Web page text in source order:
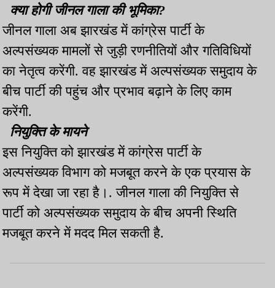
क्या होगी जीनल गाला की भूमिका?
जीनल गाला अब झारखंड में कांग्रेस पार्टी के
अल्पसंख्यक मामलों से जुड़ी रणनीतियों और गतिविधियों
का नेतृत्व करेंगी. वह झारखंड में अल्पसंख्यक समुदाय के
बीच पार्टी की पहुंच और प्रभाव बढ़ाने के लिए काम
करेंगी.
नियुक्ति के मायने
इस नियुक्ति को झारखंड में कांग्रेस पार्टी के
अल्पसंख्यक विभाग को मजबूत करने के एक प्रयास के
रूप में देखा जा रहा है।. जीनल गाला की नियुक्ति से
पार्टी को अल्पसंख्यक समुदाय के बीच अपनी स्थिति
मजबूत करने में मदद मिल सकती है.